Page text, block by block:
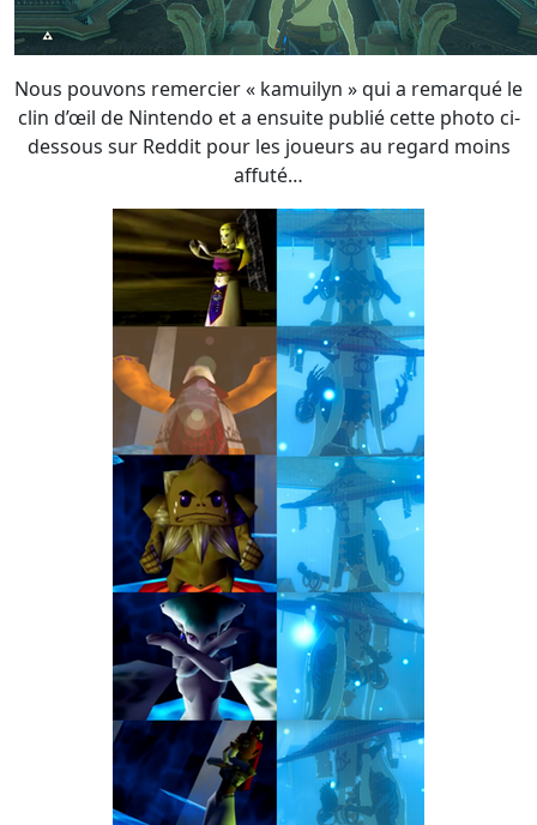
Nous pouvons remercier « kamuilyn » qui a remarqué le
clin d’œil de Nintendo et a ensuite publié cette photo ci-
dessous sur Reddit pour les joueurs au regard moins
affuté…